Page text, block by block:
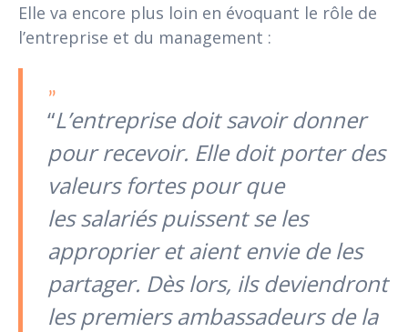
Elle va encore plus loin en évoquant le rôle de
l’entreprise et du management :
“L’entreprise doit savoir donner
pour recevoir. Elle doit porter des
valeurs fortes pour que
lessalariés puissent se les
approprier et aient envie de les
partager. Dès lors, ils deviendront
les premiers ambassadeurs de la